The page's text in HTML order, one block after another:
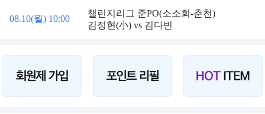
08.10(월) 10:00
챌린지리그 준PO(소소회-춘천)
김정현(小) vs 김다빈